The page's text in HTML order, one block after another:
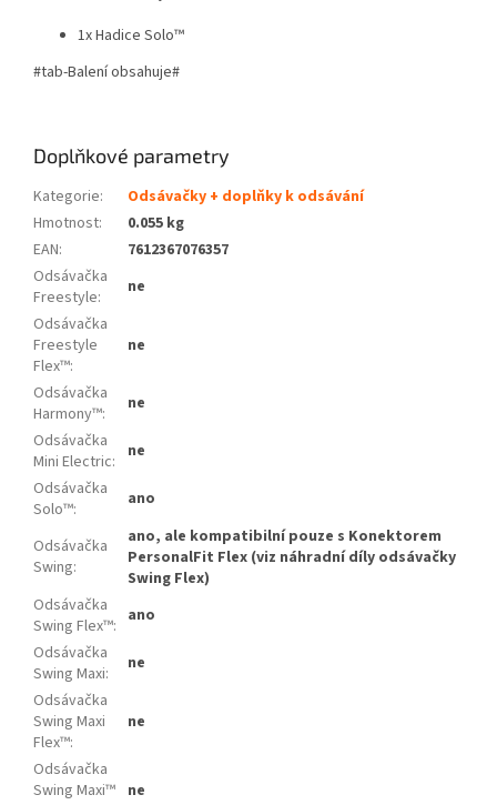
1x Hadice Solo™
#tab-Balení obsahuje#
Doplňkové parametry
Kategorie:
Odsávačky + doplňky k odsávání
Hmotnost:
0.055 kg
EAN:
7612367076357
Odsávačka
Freestyle:
ne
Odsávačka
Freestyle
Flex™:
ne
Odsávačka
Harmony™:
ne
Odsávačka
Mini Electric:
ne
Odsávačka
Solo™: ano
Odsávačka
Swing:
ano, ale kompatibilní pouze s Konektorem
PersonalFit Flex (viz náhradní díly odsávačky
Swing Flex)
Odsávačka
Swing Flex™: ano
Odsávačka
Swing Maxi:
ne
Odsávačka
Swing Maxi
Flex™:
ne
Odsávačka
Swing Maxi™ ne